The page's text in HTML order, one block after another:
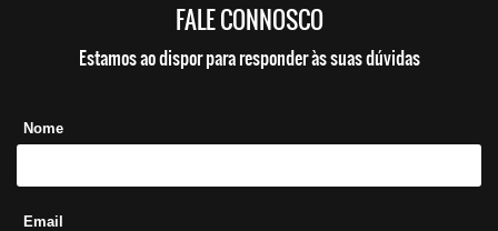
FALE CONNOSCO
Estamos ao dispor para responder às suas dúvidas
Nome
Email